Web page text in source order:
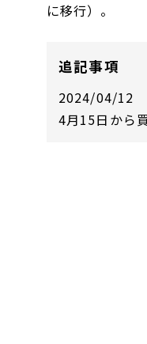
に移行）。
追記事項
2024/04/12
4月15日から